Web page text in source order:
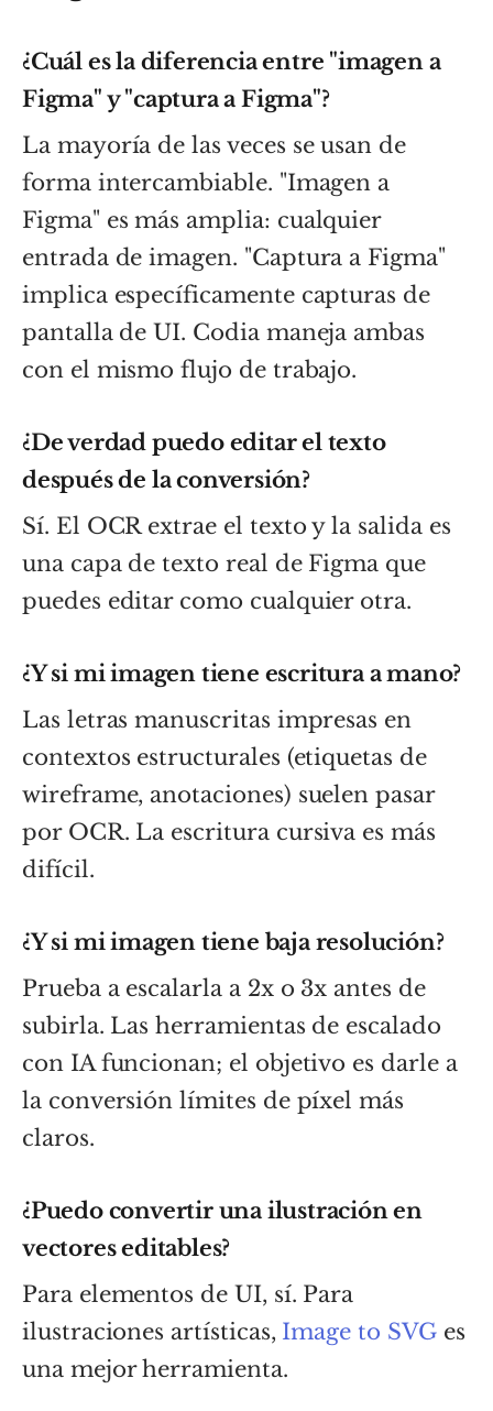
¿Cuál es la diferencia entre "imagen a
Figma" y "captura a Figma"?
La mayoría de las veces se usan de
forma intercambiable. "Imagen a
Figma" es más amplia: cualquier
entrada de imagen. "Captura a Figma"
implica específicamente capturas de
pantalla de UI. Codia maneja ambas
con el mismo flujo de trabajo.
¿De verdad puedo editar el texto
después de la conversión?
Sí. El OCR extrae el texto y la salida es
una capa de texto real de Figma que
puedes editar como cualquier otra.
¿Y si mi imagen tiene escritura a mano?
Las letras manuscritas impresas en
contextos estructurales (etiquetas de
wireframe, anotaciones) suelen pasar
por OCR. La escritura cursiva es más
difícil.
¿Y si mi imagen tiene baja resolución?
Prueba a escalarla a 2x o 3x antes de
subirla. Las herramientas de escalado
con IA funcionan; el objetivo es darle a
la conversión límites de píxel más
claros.
¿Puedo convertir una ilustración en
vectores editables?
Para elementos de UI, sí. Para
ilustraciones artísticas, Image to SVGes
una mejor herramienta.